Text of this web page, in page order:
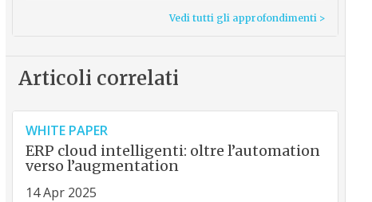
Vedi tutti gli approfondimenti >
Articoli correlati
WHITE PAPER
ERP cloud intelligenti: oltre l’automation
verso l’augmentation
14 Apr 2025